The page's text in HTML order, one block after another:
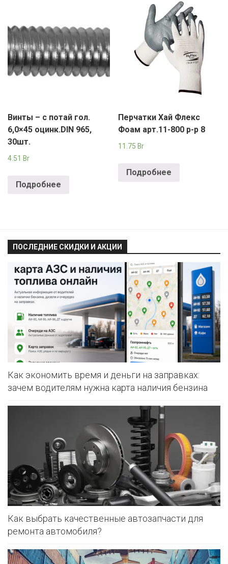
Винты – с потай гол.
6,0×45 оцинк.DIN 965,
30шт.
4.51 Br
Подробнее
Перчатки Хай Флекс
Фоам арт.11-800 р-р 8
11.75Br
Подробнее
ПОСЛЕДНИЕ СКИДКИ И АКЦИИ
Как экономить время и деньги на заправках:
зачем водителям нужна карта наличия бензина
Как выбрать качественные автозапчасти для
ремонта автомобиля?